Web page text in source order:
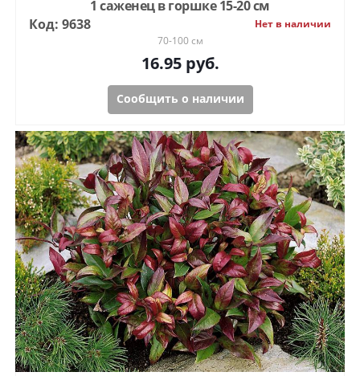
1 саженец в горшке 15-20 см
Код: 9638
Нет в наличии
70-100 см
16.95руб.
Сообщить о наличии